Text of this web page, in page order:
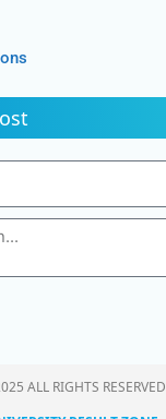
ALL RIGHTS RESERVED​